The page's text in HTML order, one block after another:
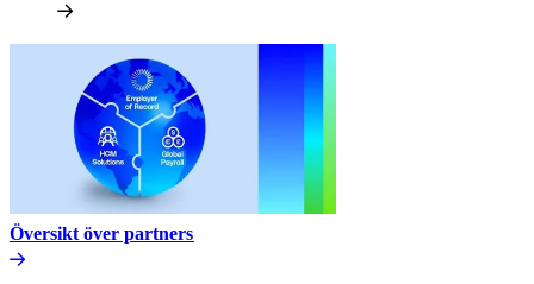
Översikt över partners​​